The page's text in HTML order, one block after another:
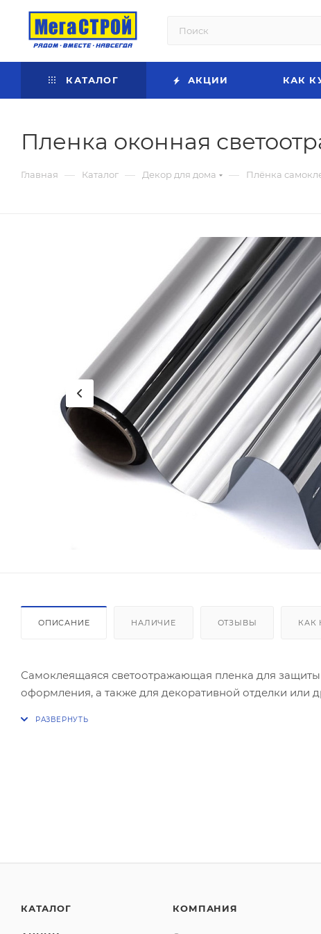
КАТАЛОГ АКЦИИ КАК
Пленка оконная
Главная — Каталог — Декор для дома — Плёнка
ОПИСАНИЕ НАЛИЧИЕ ОТЗЫВЫ КАК
Самоклеящаяся cветоотражающая пленка для
оформления, а также для декоративной отделки или
КАТАЛОГ КОМПАНИЯ